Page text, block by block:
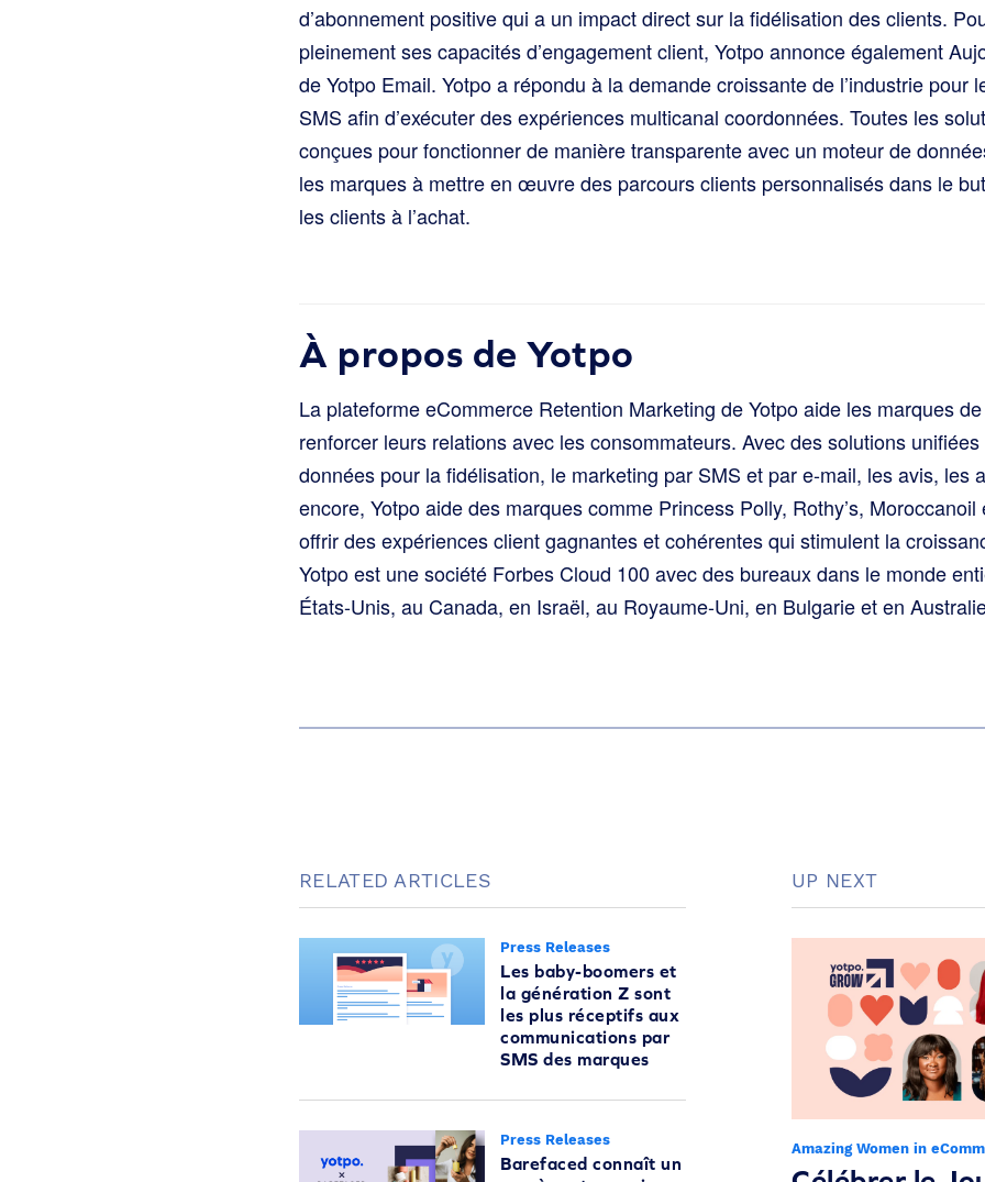
d’abonnement positive qui a un impact direct sur la fidélisation des clients.
pleinement ses capacités d’engagement client, Yotpo annonce également
de Yotpo Email. Yotpo a répondu à la demande croissante de l’industrie pour
SMS afin d’exécuter des expériences multicanal coordonnées. Toutes les
conçues pour fonctionner de manière transparente avec un moteur de
les marques à mettre en œuvre des parcours clients personnalisés dans le
les clients à l’achat.
À propos de Yotpo
La plateforme eCommerce Retention Marketing de Yotpo aide les marques
renforcer leurs relations avec les consommateurs. Avec des solutions
données pour la fidélisation, le marketing par SMS et par e-mail, les avis, les
encore, Yotpo aide des marques comme Princess Polly, Rothy’s,
offrir des expériences client gagnantes et cohérentes qui stimulent la
Yotpo est une société Forbes Cloud 100 avec des bureaux dans le monde
États-Unis, au Canada, en Israël, au Royaume-Uni, en Bulgarie et en
RELATED ARTICLES
Press Releases
Les baby-boomers et
la génération Z sont
les plus réceptifs aux
communications par
SMS des marques
Press Releases
Barefaced connaît un
UP NEXT
Amazing Women in